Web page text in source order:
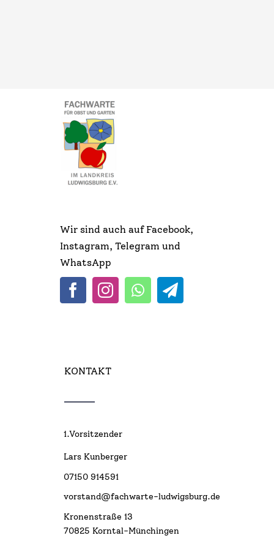
Wir sind auch auf Facebook,
Instagram, Telegram und
WhatsApp
KONTAKT
1.Vorsitzender
Lars Kunberger
07150 914591
vorstand@fachwarte-ludwigsburg.de
Kronenstraße 13
70825 Korntal-Münchingen